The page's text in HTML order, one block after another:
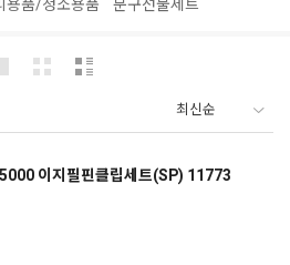
용품/청소용품
문구선물세트
이지필핀클립세트(SP) 11773